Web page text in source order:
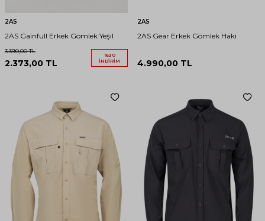
2AS
2AS Gainfull Erkek Gömlek Yeşil
3.390,00TL
2.373,00 TL
%30
İNDIRIM
2AS
2AS Gear Erkek Gömlek Haki
4.990,00 TL